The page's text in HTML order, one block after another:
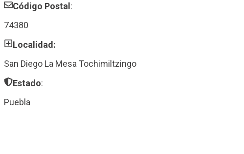
Código Postal :
74380
Localidad:
San Diego La Mesa Tochimiltzingo
Estado:
Puebla